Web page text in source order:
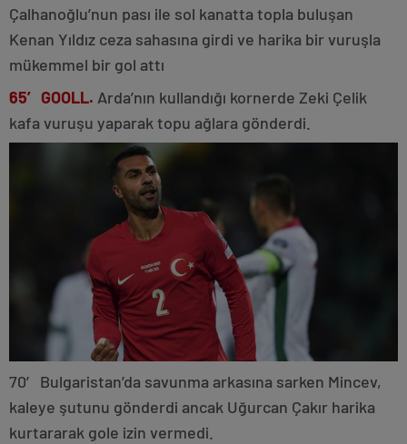
Çalhanoğlu’nun pası ile sol kanatta topla buluşan
Kenan Yıldız ceza sahasına girdi ve harika bir vuruşla
mükemmel bir gol attı
65′ GOOLL. Arda’nın kullandığı kornerde Zeki Çelik
kafa vuruşu yaparak topu ağlara gönderdi.
70′ Bulgaristan’da savunma arkasına sarken Mincev,
kaleye şutunu gönderdi ancak Uğurcan Çakır harika
kurtararak gole izin vermedi.